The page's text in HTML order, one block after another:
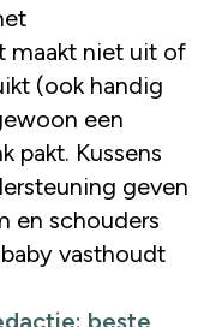
maakt niet uit of
(ook handig
een
pakt. Kussens
geven
en schouders
vasthoudt
beste